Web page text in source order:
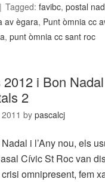
Tagged:favibc,postal
av ègara, Punt òmnia cc
,punt òmnia cc sant roc
i Bon
2
bypascalcj
i l’Any nou, els
Cívic St Roc van
omnipresent, fem